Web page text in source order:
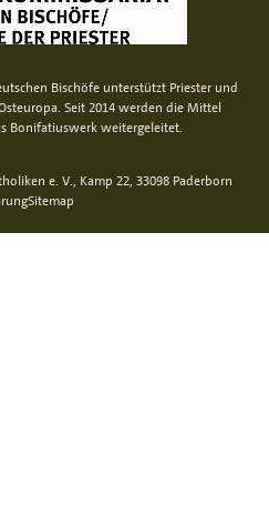
Bischöfe unterstützt Priester und
Seit 2014 werden die Mittel
Bonifatiuswerk weitergeleitet.
e. V., Kamp 22, 33098 Paderborn
Sitemap